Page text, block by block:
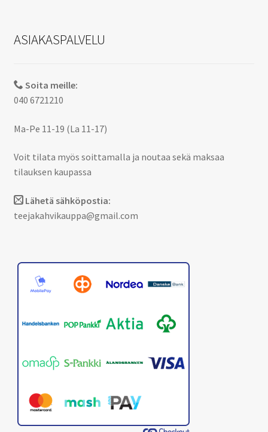
ASIAKASPALVELU
Soita meille:
040 6721210
Ma-Pe 11-19 (La 11-17)
Voit tilata myös soittamalla ja noutaa sekä maksaa
tilauksen kaupassa
Lähetä sähköpostia:
teejakahvikauppa@gmail.com